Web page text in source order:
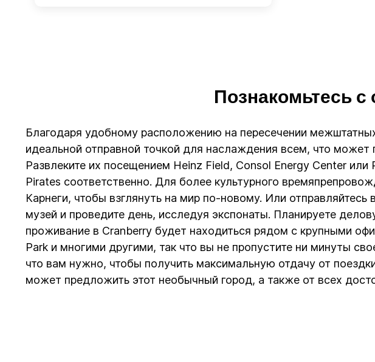
Познакомьтесь
Благодаря удобному расположению на пересечении
идеальной отправной точкой для наслаждения всем, что
Развлеките их посещением Heinz Field, Consol Energy Center
Pirates соответственно. Для более культурного
Карнеги, чтобы взглянуть на мир по-новому. Или
музей и проведите день, исследуя экспонаты. Планируете
проживание в Cranberry будет находиться рядом с крупными
Park и многими другими, так что вы не пропустите ни минуты
что вам нужно, чтобы получить максимальную отдачу от
может предложить этот необычный город, а также от всех